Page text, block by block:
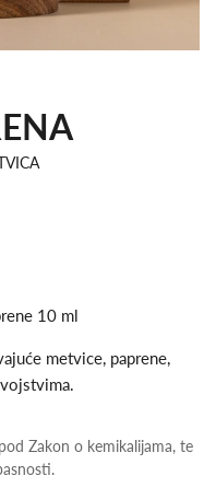
10 ml
metvice, paprene,
Zakon o kemikalijama, te